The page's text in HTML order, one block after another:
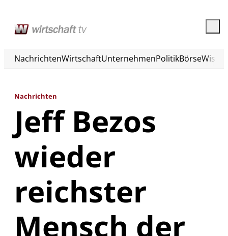
NachrichtenWirtschaftUnternehmenPolitikBörse
Nachrichten
Jeff Bezos
wieder
reichster
Mensch der